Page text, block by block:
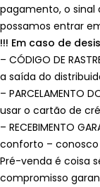
pagamento, o sinal
possamos entrar
!!! Em caso de
– CÓDIGO DE
a saída do
– PARCELAMENTO
usar o cartão de
– RECEBIMENTO
conforto –
Pré-venda é coisa
compromisso